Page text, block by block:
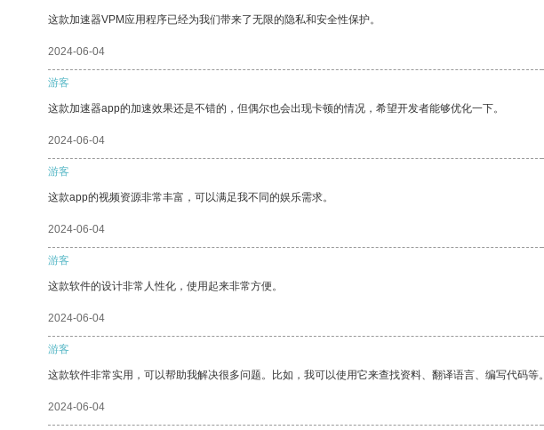
这款加速器VPM应用程序已经为我们带来了无限的隐私和安全性保护。
2024-06-04
游客
这款加速器app的加速效果还是不错的，但偶尔也会出现卡顿的情况，希望开发者能够优化一下。
2024-06-04
游客
这款app的视频资源非常丰富，可以满足我不同的娱乐需求。
2024-06-04
游客
这款软件的设计非常人性化，使用起来非常方便。
2024-06-04
游客
这款软件非常实用，可以帮助我解决很多问题。比如，我可以使用它来查找资料、翻译语言、编写代码等。
2024-06-04